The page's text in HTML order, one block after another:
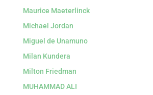
Maurice Maeterlinck
Michael Jordan
Miguel de Unamuno
Milan Kundera
Milton Friedman
MUHAMMAD ALI